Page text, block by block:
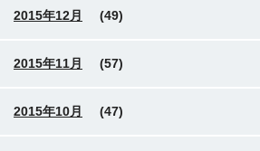
2015年12月 (49)
2015年11月 (57)
2015年10月 (47)